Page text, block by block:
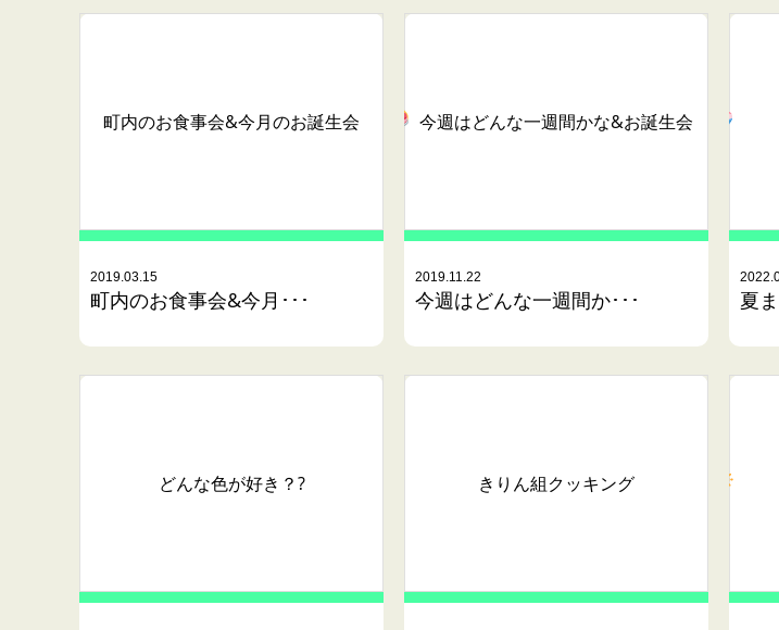
町内のお食事会&今月のお誕生会
2019.03.15
町内のお食事会&今月･･･
今週はどんな一週間かな&お誕生会
2019.11.22
今週はどんな一週間か･･･ 夏
どんな色が好き？? きりん組クッキング